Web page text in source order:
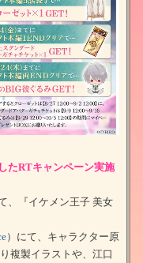
たRTキャンペーン実施
、『イケメン王子 美女
）にて、キャラクター原
複製イラストや、江口